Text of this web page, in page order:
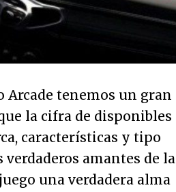
Arcade tenemos un gran
la cifra de disponibles
características y tipo
verdaderos amantes de la
una verdadera alma